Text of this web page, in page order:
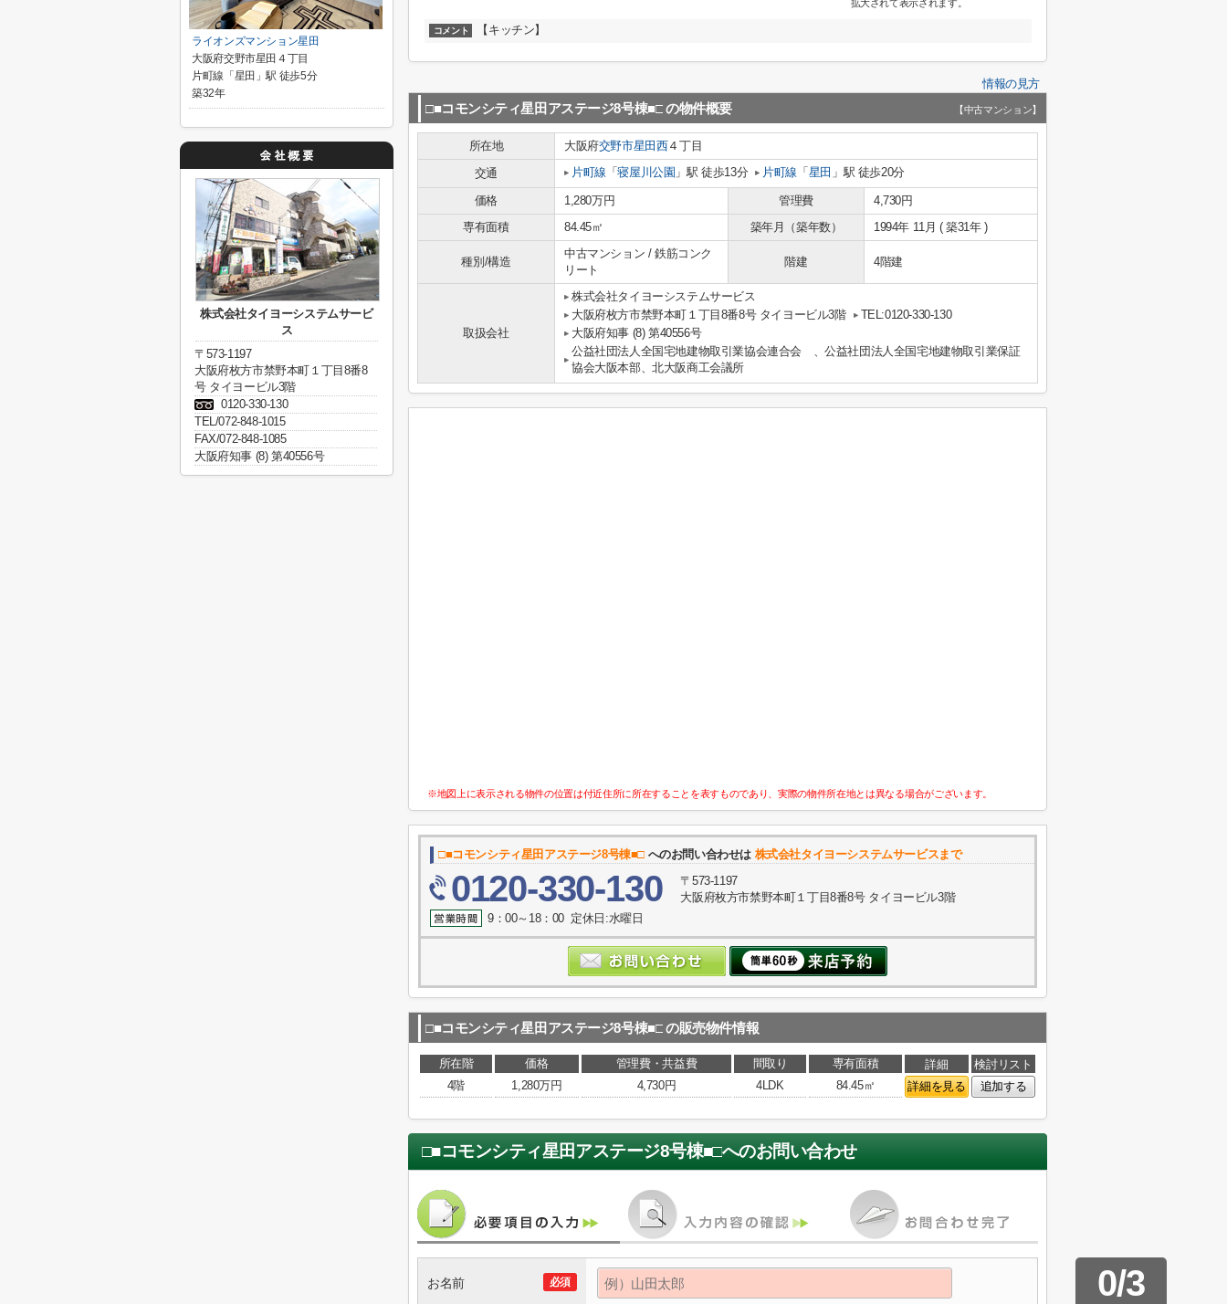
拡大されて表示されます。
コメント 【キッチン】
情報の見方
□■コモンシティ星田アステージ8号棟■□ の物件概要 【中古マンション】
所在地 大阪府交野市星田西４丁目
交通
片町線 「寝屋川公園 」駅 徒歩13分 片町線 「 星田 」駅 徒歩20分
価格 1,280万円 管理費
4,730円
専有面積
84.45㎡ 築年月（築年数） 1994年 11月 ( 築31年 )
種別/構造
中古マンション / 鉄筋コンク
リート
階建 4階建
取扱会社
株式会社タイヨーシステムサービス
大阪府枚方市禁野本町１丁目8番8号 タイヨービル3階
TEL:0120-330-130
大阪府知事 (8) 第40556号
公益社団法人全国宅地建物取引業協会連合会 、公益社団法人全国宅地建物取引業保証
協会大阪本部、北大阪商工会議所
※地図上に表示される物件の位置は付近住所に所在することを表すものであり、実際の物件所在地とは異なる場合がございます。
□■コモンシティ星田アステージ8号棟■□ へのお問い合わせは 株式会社タイヨーシステムサービスまで
0120-330-130
〒573-1197
大阪府枚方市禁野本町１丁目8番8号 タイヨービル3階
9：00～18：00 定休日:水曜日
□■コモンシティ星田アステージ8号棟■□ の販売物件情報
所在階 価格 管理費・共益費 間取り 専有面積 詳細
検討リスト
4階
1,280万円 4,730円 4LDK 84.45㎡ 詳細を見る 追加する
□■コモンシティ星田アステージ8号棟■□へのお問い合わせ
0/3
必須
お名前
ライオンズマンション星田
大阪府交野市星田４丁目
片町線「星田」駅 徒歩5分
築32年
株式会社タイヨーシステムサービ
ス
〒573-1197
大阪府枚方市禁野本町１丁目8番8
号 タイヨービル3階
0120-330-130
TEL/072-848-1015
FAX/072-848-1085
大阪府知事 (8) 第40556号